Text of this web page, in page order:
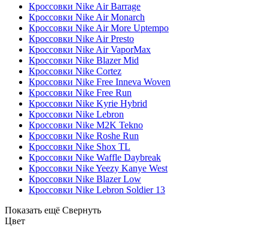
Кроссовки Nike Air Barrage
Кроссовки Nike Air Monarch
Кроссовки Nike Air More Uptempo
Кроссовки Nike Air Presto
Кроссовки Nike Air VaporMax
Кроссовки Nike Blazer Mid
Кроссовки Nike Cortez
Кроссовки Nike Free Inneva Woven
Кроссовки Nike Free Run
Кроссовки Nike Kyrie Hybrid
Кроссовки Nike Lebron
Кроссовки Nike M2K Tekno
Кроссовки Nike Roshe Run
Кроссовки Nike Shox TL
Кроссовки Nike Waffle Daybreak
Кроссовки Nike Yeezy Kanye West
Кроссовки Nike Blazer Low
Кроссовки Nike Lebron Soldier 13
Показать ещё Свернуть
Цвет